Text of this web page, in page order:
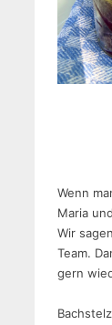
Wenn
Maria
Wir
Team.
gern